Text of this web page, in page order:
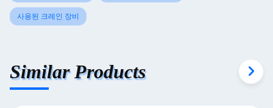
사용된 크레인 장비
Similar Products